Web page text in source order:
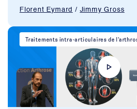
Florent Eymard / Jimmy Gross
Traitements intra-articulaires de